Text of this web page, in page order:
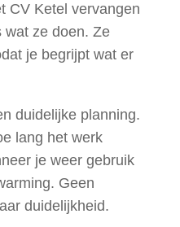
CV Ketel vervangen
wat ze doen. Ze
je begrijpt wat er
duidelijke planning.
lang het werk
je weer gebruik
Geen
duidelijkheid.